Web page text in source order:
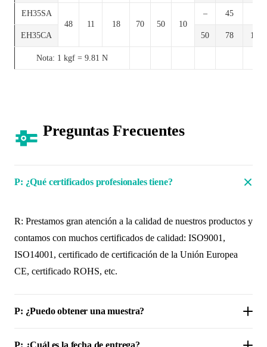
EH35SA
48
11 18 70 50 10
– 45
EH35CA 50 78 108
Nota: 1 kgf = 9.81 N
Preguntas Frecuentes
P: ¿Qué certificados profesionales tiene?
R: Prestamos gran atención a la calidad de nuestros productos y
contamos con muchos certificados de calidad: ISO9001,
ISO14001, certificado de certificación de la Unión Europea
CE, certificado ROHS, etc.
P: ¿Puedo obtener una muestra?
P: ¿Cuál es la fecha de entrega?